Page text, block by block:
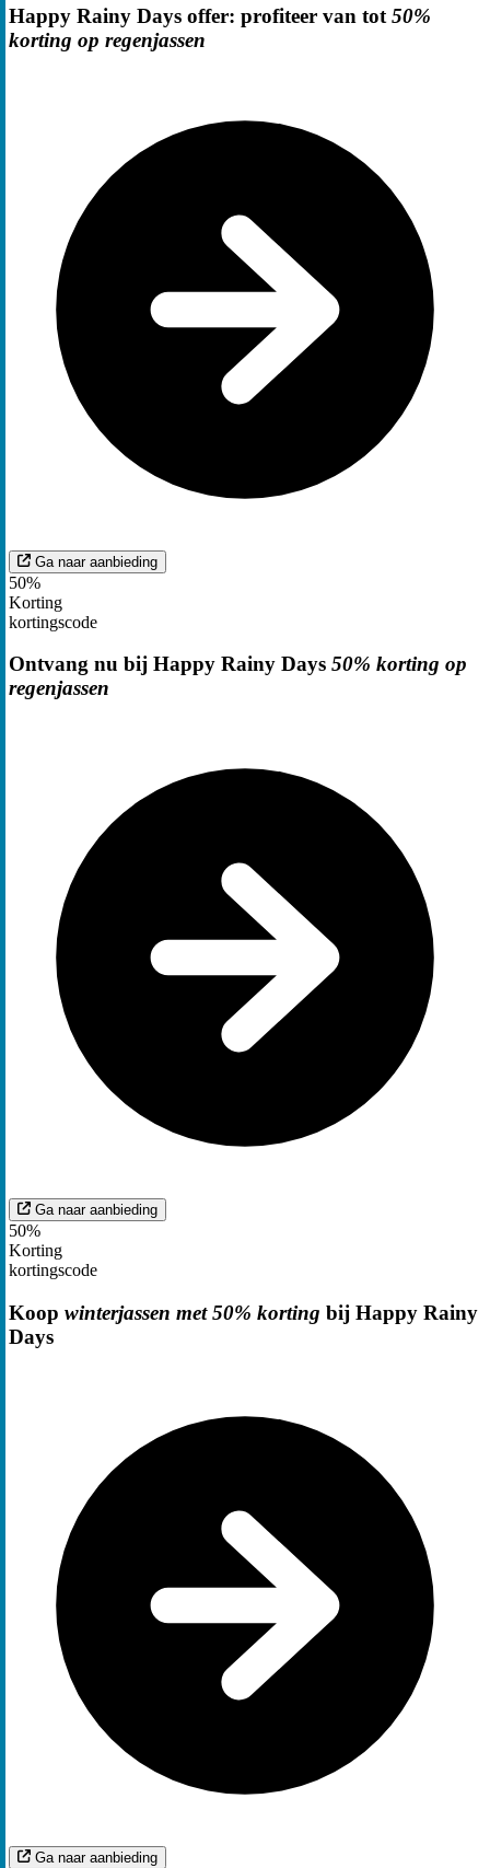
Happy Rainy Days offer: profiteer van tot 50%
korting op regenjassen
Ga naar aanbieding
50%
Korting
kortingscode
Ontvang nu bij Happy Rainy Days 50% korting op
regenjassen
Ga naar aanbieding
50%
Korting
kortingscode
Koop winterjassen met 50% korting bij Happy Rainy
Days
Ga naar aanbieding